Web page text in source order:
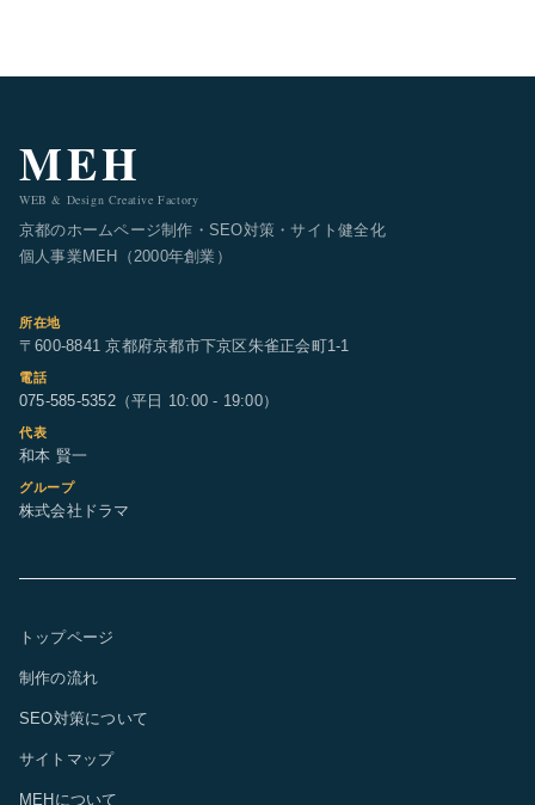
MEH
WEB & Design Creative Factory
京都のホームページ制作・SEO対策・サイト健全化
個人事業MEH（2000年創業）
所在地
〒600-8841 京都府京都市下京区朱雀正会町1-1
電話
075-585-5352（平日 10:00 - 19:00）
代表
和本 賢一
グループ
株式会社ドラマ
トップページ
制作の流れ
SEO対策について
サイトマップ
MEHについて